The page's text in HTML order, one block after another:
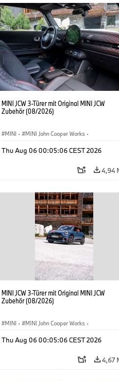
MINI JCW 3-Türer mit Original MINI JCW
Zubehör (08/2026)
MINI · MINI John Cooper Works ·
Sonderausstattungen, Zubehör
Thu Aug 06 00:05:06 CEST 2026
4,94
MINI JCW 3-Türer mit Original MINI JCW
Zubehör (08/2026)
MINI · MINI John Cooper Works ·
Sonderausstattungen, Zubehör
Thu Aug 06 00:05:06 CEST 2026
4,67